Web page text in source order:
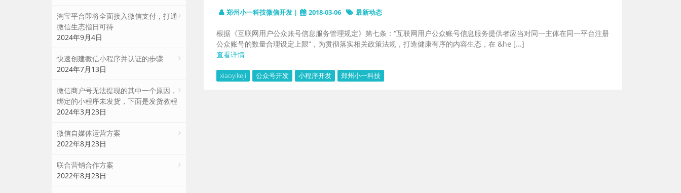
淘宝平台即将全面接入微信支付，打通
微信生态指日可待
2024年9月4日
快速创建微信小程序并认证的步骤
2024年7月13日
微信商户号无法提现的其中一个原因，
绑定的小程序未发货，下面是发货教程
2024年3月23日
微信自媒体运营方案
2022年8月23日
联合营销合作方案
2022年8月23日
郑州小一科技微信开发 | 2018-03-06 最新动态
根据《互联网用户公众账号信息服务管理规定》第七条：“互联网用户公众账号信息服务提供者应当对同一主体在同一平台注册
公众账号的数量合理设定上限”，为贯彻落实相关政策法规，打造健康有序的内容生态，在 &he [...]
查看详情
xiaoyikeji 公众号开发 小程序开发 郑州小一科技